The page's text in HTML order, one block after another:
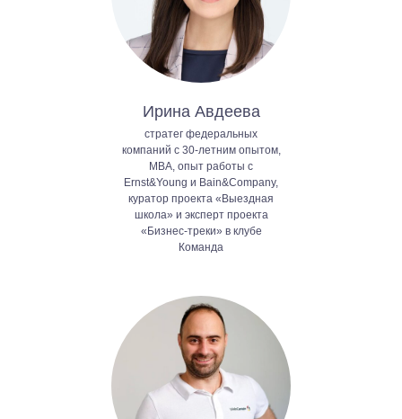
Ирина Авдеева
стратег федеральных
компаний с 30-летним опытом,
МВА, опыт работы с
Ernst&Young и Bain&Company,
куратор проекта «Выездная
школа» и эксперт проекта
«Бизнес-треки» в клубе
Команда